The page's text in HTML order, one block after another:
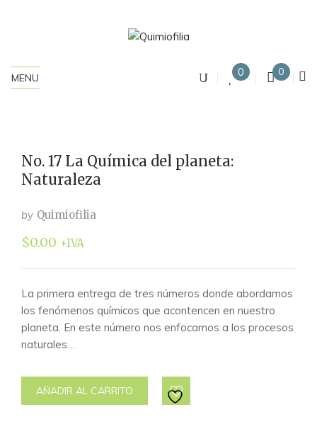
MENU 0 0
No. 17 La Química del planeta:
Naturaleza
by Quimiofilia
$0.00 +IVA
La primera entrega de tres números donde abordamos
los fenómenos químicos que acontencen en nuestro
planeta. En este número nos enfocamos a los procesos
naturales…
AÑADIR AL CARRITO